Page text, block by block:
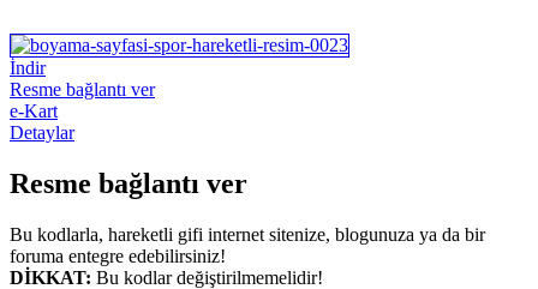
İndir
Resme bağlantı ver
e-Kart
Detaylar
Resme bağlantı ver
Bu kodlarla, hareketli gifi internet sitenize, blogunuza ya da bir
foruma entegre edebilirsiniz!
DİKKAT: Bu kodlar değiştirilmemelidir!